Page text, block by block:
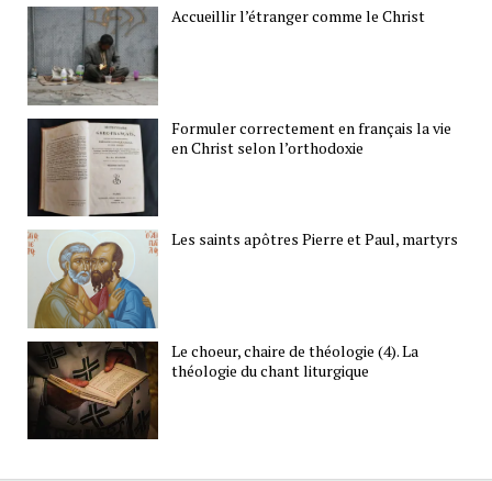
Accueillir l’étranger comme le Christ
Formuler correctement en français la vie
en Christ selon l’orthodoxie
Les saints apôtres Pierre et Paul, martyrs
Le choeur, chaire de théologie (4). La
théologie du chant liturgique